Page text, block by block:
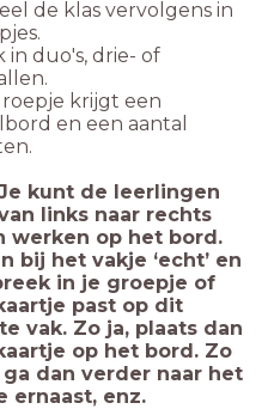
de klas vervolgens in
in duo's, drie- of
krijgt een
en een aantal
kunt de leerlingen
links naar rechts
werken op het bord.
bij het vakje ‘echt’ en
in je groepje of
past op dit
vak. Zo ja, plaats dan
op het bord. Zo
ga dan verder naar het
ernaast, enz.